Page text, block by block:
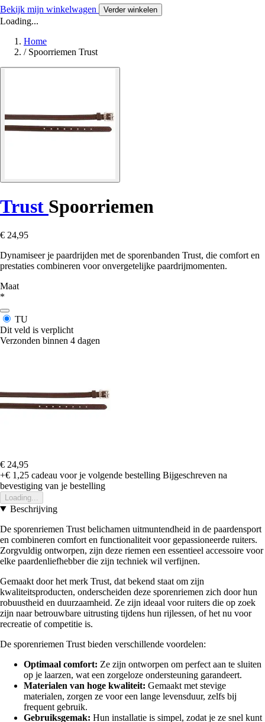
Bekijk mijn winkelwagen Verder winkelen
Loading...
Home
/ Spoorriemen Trust
Trust Spoorriemen
€ 24,95
Dynamiseer je paardrijden met de sporenbanden Trust, die comfort en
prestaties combineren voor onvergetelijke paardrijmomenten.
Maat
*
TU
Dit veld is verplicht
Verzonden binnen 4 dagen
€ 24,95
+€ 1,25 cadeau voor je volgende bestelling Bijgeschreven na
bevestiging van je bestelling
Loading...
Beschrijving
De sporenriemen Trust belichamen uitmuntendheid in de paardensport
en combineren comfort en functionaliteit voor gepassioneerde ruiters.
Zorgvuldig ontworpen, zijn deze riemen een essentieel accessoire voor
elke paardenliefhebber die zijn techniek wil verfijnen.
Gemaakt door het merk Trust, dat bekend staat om zijn
kwaliteitsproducten, onderscheiden deze sporenriemen zich door hun
robuustheid en duurzaamheid. Ze zijn ideaal voor ruiters die op zoek
zijn naar betrouwbare uitrusting tijdens hun rijlessen, of het nu voor
recreatie of competitie is.
De sporenriemen Trust bieden verschillende voordelen:
Optimaal comfort: Ze zijn ontworpen om perfect aan te sluiten
op je laarzen, wat een zorgeloze ondersteuning garandeert.
Materialen van hoge kwaliteit: Gemaakt met stevige
materialen, zorgen ze voor een lange levensduur, zelfs bij
frequent gebruik.
Gebruiksgemak: Hun installatie is simpel, zodat je ze snel kunt